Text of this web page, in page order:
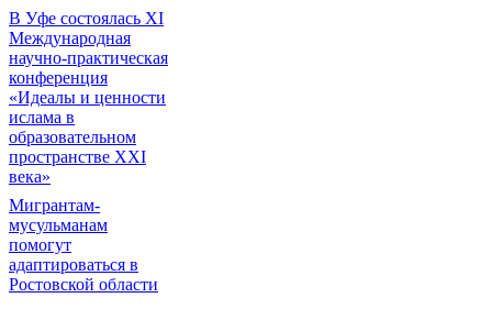
В Уфе состоялась XI
Международная
научно-практическая
конференция
«Идеалы и ценности
ислама в
образовательном
пространстве XXI
века»
Мигрантам-
мусульманам
помогут
адаптироваться в
Ростовской области